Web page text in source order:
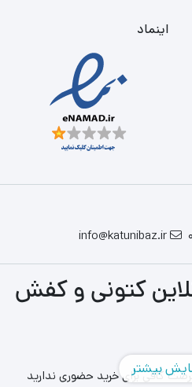
اینماد
info@katunibaz.ir
کتونی و کفش
کافی برای خرید حضوری ندارید
بیشتر